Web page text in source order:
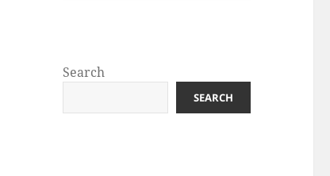
Search
SEARCH